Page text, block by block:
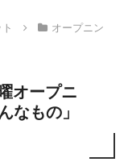
オープニン
オープニ
なもの」